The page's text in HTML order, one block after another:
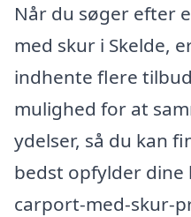
Når du søger efter
med skur i Skelde,
indhente flere
mulighed for at
ydelser, så du kan
bedst opfylder dine
carport-med-skur-